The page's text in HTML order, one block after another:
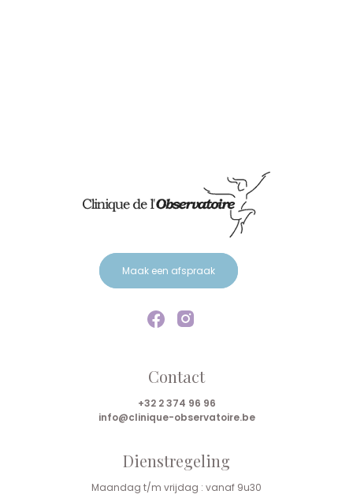
Maak een afspraak
Contact
+32 2 374 96 96
info@clinique-observatoire.be
Dienstregeling
Maandag t/m vrijdag : vanaf 9u30